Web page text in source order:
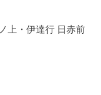
上・伊達行 日赤前